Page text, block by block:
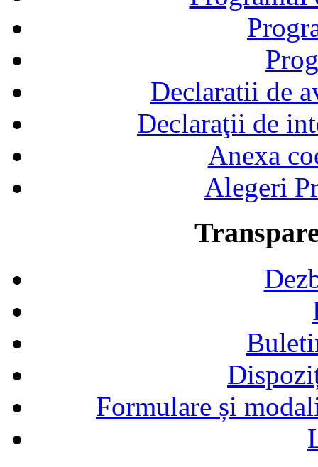
Declaratii de
Declaraţii de
Anexa
Alegeri
Formulare și